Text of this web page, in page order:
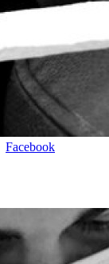
Facebook